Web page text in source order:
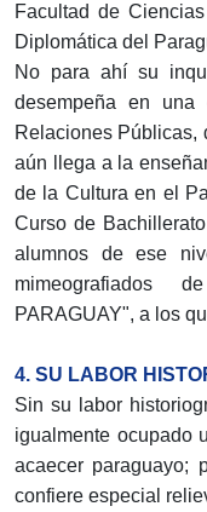
Facultad de
Diplomática del
No para ahí su
desempeña en una
Relaciones Públicas,
aún llega a la
de la Cultura en el
Curso de
alumnos de ese
mimeografiados
PARAGUAY", a los
4. SU LABOR
Sin su labor
igualmente ocupado
acaecer paraguayo;
confiere especial